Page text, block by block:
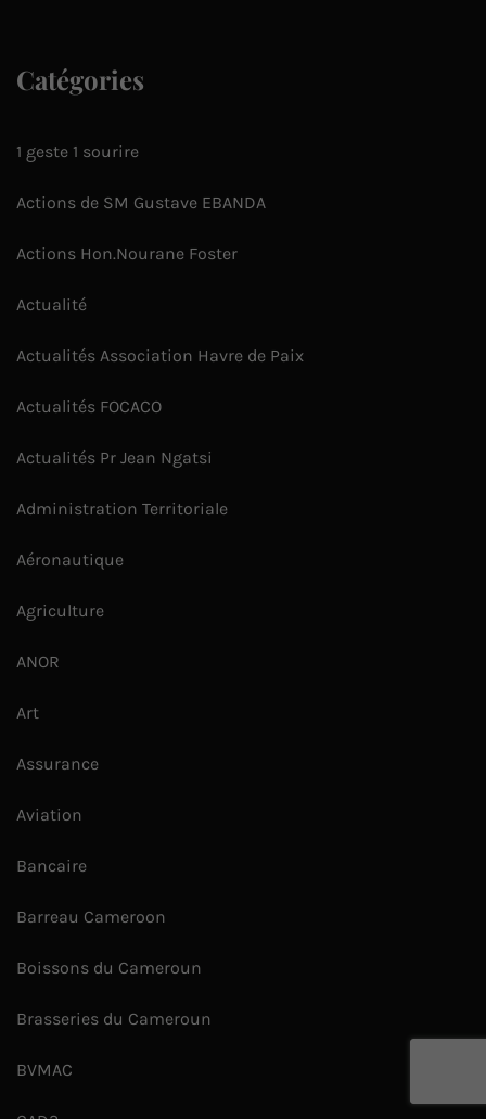
Catégories
1 geste 1 sourire
Actions de SM Gustave EBANDA
Actions Hon.Nourane Foster
Actualité
Actualités Association Havre de Paix
Actualités FOCACO
Actualités Pr Jean Ngatsi
Administration Territoriale
Aéronautique
Agriculture
ANOR
Art
Assurance
Aviation
Bancaire
Barreau Cameroon
Boissons du Cameroun
Brasseries du Cameroun
BVMAC